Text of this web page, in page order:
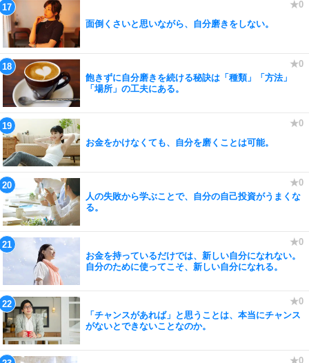
面倒くさいと思いながら、自分磨きをしない。
飽きずに自分磨きを続ける秘訣は「種類」「方法」
「場所」の工夫にある。
お金をかけなくても、自分を磨くことは可能。
人の失敗から学ぶことで、自分の自己投資がうまくな
る。
お金を持っているだけでは、新しい自分になれない。
自分のために使ってこそ、新しい自分になれる。
「チャンスがあれば」と思うことは、本当にチャンス
がないとできないことなのか。